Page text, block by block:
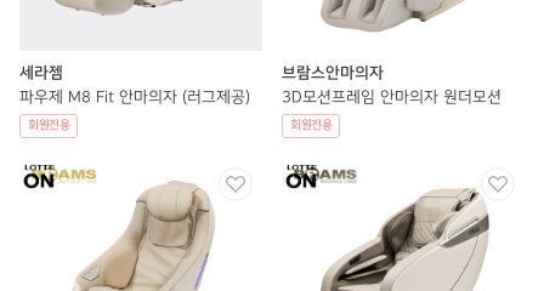
세라젬
파우제 M8 Fit 안마의자 (러그제공)
회원전용
브람스안마의자
3D모션프레임 안마의자 원더모션
회원전용